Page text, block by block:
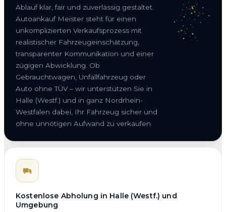
Ablauf klar, fair und zuverlässig gestaltet.
Autoankauf Meister steht für einen
unkomplizierten Verkaufsprozess mit
realistischer Fahrzeugeinschätzung,
transparenter Kommunikation und einer
zügigen Abwicklung. Ob
Gebrauchtwagen, Unfallfahrzeug oder
Auto ohne TÜV – wir unterstützen Sie in
Halle (Westf.) und in ganz Nordrhein-
Westfalen dabei, Ihr Fahrzeug sicher und
ohne unnötigen Aufwand zu verkaufen.
Kostenlose Abholung in Halle (Westf.) und
Umgebung